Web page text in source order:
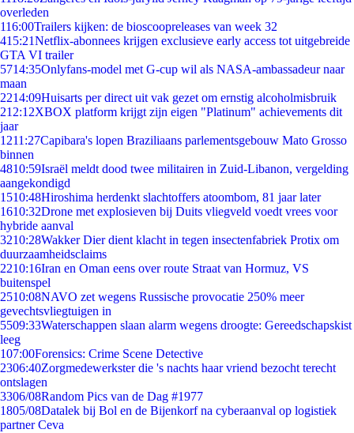
overleden
116:00Trailers kijken: de bioscoopreleases van week 32
415:21Netflix-abonnees krijgen exclusieve early access tot uitgebreide
GTA VI trailer
5714:35Onlyfans-model met G-cup wil als NASA-ambassadeur naar
maan
2214:09Huisarts per direct uit vak gezet om ernstig alcoholmisbruik
212:12XBOX platform krijgt zijn eigen "Platinum" achievements dit
jaar
1211:27Capibara's lopen Braziliaans parlementsgebouw Mato Grosso
binnen
4810:59Israël meldt dood twee militairen in Zuid-Libanon, vergelding
aangekondigd
1510:48Hiroshima herdenkt slachtoffers atoombom, 81 jaar later
1610:32Drone met explosieven bij Duits vliegveld voedt vrees voor
hybride aanval
3210:28Wakker Dier dient klacht in tegen insectenfabriek Protix om
duurzaamheidsclaims
2210:16Iran en Oman eens over route Straat van Hormuz, VS
buitenspel
2510:08NAVO zet wegens Russische provocatie 250% meer
gevechtsvliegtuigen in
5509:33Waterschappen slaan alarm wegens droogte: Gereedschapskist
leeg
107:00Forensics: Crime Scene Detective
2306:40Zorgmedewerkster die 's nachts haar vriend bezocht terecht
ontslagen
3306/08Random Pics van de Dag #1977
1805/08Datalek bij Bol en de Bijenkorf na cyberaanval op logistiek
partner Ceva